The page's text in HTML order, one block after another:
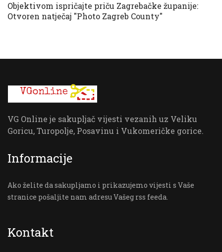
Objektivom ispričajte priču Zagrebačke županije:
Otvoren natječaj "Photo Zagreb County"
VG Online je sakupljač vijesti vezanih uz Veliku
Goricu, Turopolje, Posavinu i Vukomeričke gorice.
Informacije
Ako želite da sakupljamo i prikazujemo vijesti s Vaše
stranice pošaljite nam adresu Vašeg rss feeda.
Kontakt